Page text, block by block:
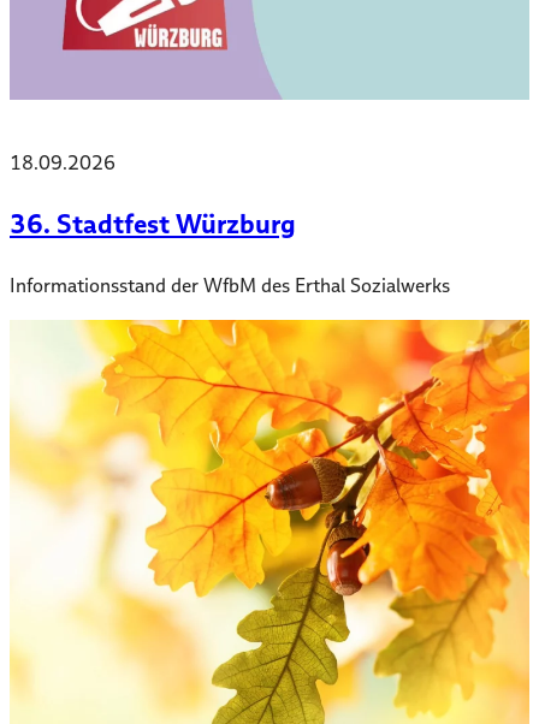
18.09.2026
36. Stadtfest Würzburg
Informationsstand der WfbM des Erthal Sozialwerks